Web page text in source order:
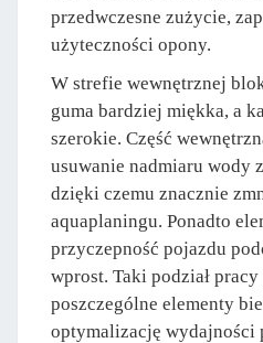
przedwczesne zużycie,
użyteczności opony.
W strefie wewnętrznej
guma bardziej miękka, a
szerokie. Część
usuwanie nadmiaru wody
dzięki czemu znacznie
aquaplaningu. Ponadto
przyczepność pojazdu
wprost. Taki podział
poszczególne elementy
optymalizację wydajności